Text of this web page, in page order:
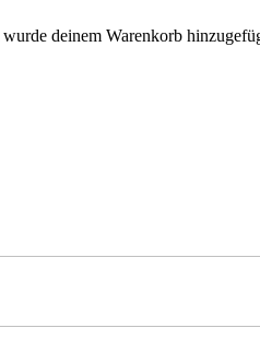
wurde deinem Warenkorb